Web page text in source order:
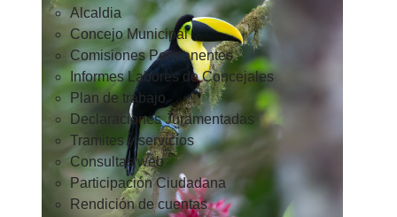
Alcaldia
Concejo Municipal
Comisiones Permanentes
Informes Labores de Concejales
Plan de trabajo
Declaraciones Juramentadas
Tramites y servicios
Consultas web
Participación Ciudadana
Rendición de cuentas